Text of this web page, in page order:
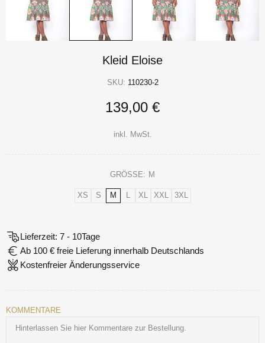
Kleid Eloise
SKU: 110230-2
139,00 €
inkl. MwSt.
GRÖSSE: M
XS S M L XL XXL 3XL
Lieferzeit: 7 - 10Tage
Ab 100 € freie Lieferung innerhalb Deutschlands
Kostenfreier Änderungsservice
KOMMENTARE